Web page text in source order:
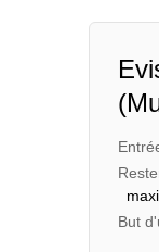
But